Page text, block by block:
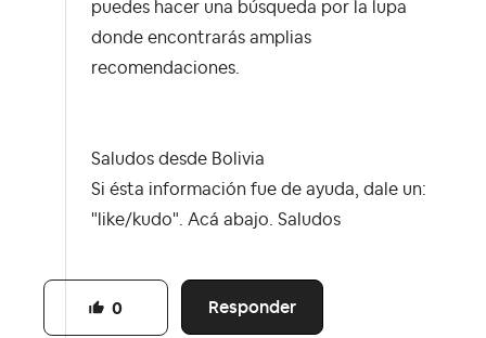
puedes hacer una búsqueda por la lupa
donde encontrarás amplias
recomendaciones.
Saludos desde Bolivia
Si ésta información fue de ayuda, dale un:
"like/kudo". Acá abajo. Saludos
Responder
0